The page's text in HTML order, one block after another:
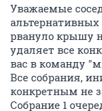
Уважаемые
альтернативных
рвануло крышу
удаляет все
вас в команду
Все собрания,
конкретным не
Собрание 1